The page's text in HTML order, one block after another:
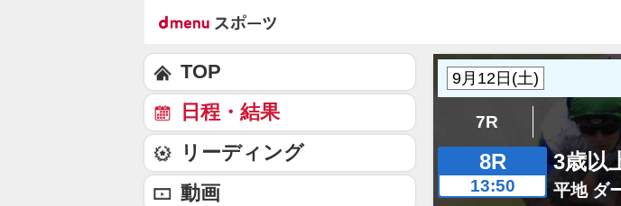
7R
8R
13:50
3歳以
平地 ダ
TOP
日程・結果
リーディング
動画